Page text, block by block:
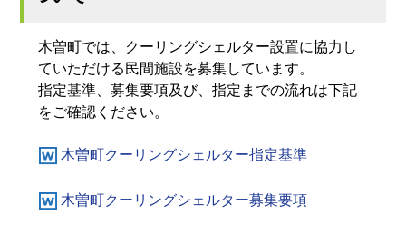
木曽町では、クーリングシェルター設置に協力し
ていただける民間施設を募集しています。
指定基準、募集要項及び、指定までの流れは下記
をご確認ください。
木曽町クーリングシェルター指定基準
木曽町クーリングシェルター募集要項